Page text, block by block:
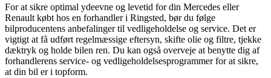
For at sikre optimal ydeevne og levetid for din Mercedes eller
Renault købt hos en forhandler i Ringsted, bør du følge
bilproducentens anbefalinger til vedligeholdelse og service. Det er
vigtigt at få udført regelmæssige eftersyn, skifte olie og filtre, tjekke
dæktryk og holde bilen ren. Du kan også overveje at benytte dig af
forhandlerens service- og vedligeholdelsesprogrammer for at sikre,
at din bil er i topform.